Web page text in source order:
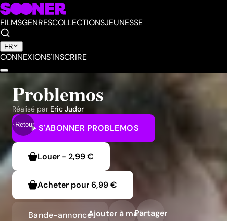
FILMSGENRESCOLLECTIONSJEUNESSE
FR
CONNEXIONS'INSCRIRE
Retour
Problemos
Réalisé par Eric Judor
S'ABONNER PROBLEMOS
Louer - 2,99 €
Acheter pour6,99 €
Bande-annonceAjouter à ma liste
Partager